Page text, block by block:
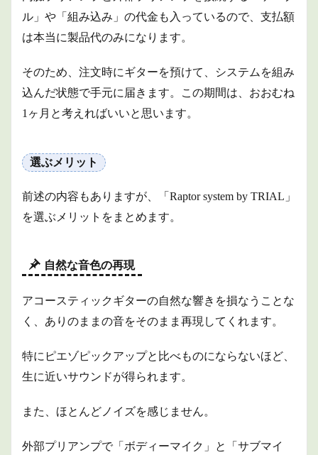
ル」や「組み込み」の代金も入っているので、支払額
は本当に製品代のみになります。
そのため、注文時にギターを預けて、システムを組み
込んだ状態で手元に届きます。この期間は、おおむね
1ヶ月と考えればいいと思います。
選ぶメリット
前述の内容もありますが、「Raptor system by TRIAL」
を選ぶメリットをまとめます。
自然な音色の再現
アコースティックギターの自然な響きを損なうことな
く、ありのままの音をそのまま再現してくれます。
特にピエゾピックアップと比べものにならないほど、
生に近いサウンドが得られます。
また、ほとんどノイズを感じません。
外部プリアンプで「ボディーマイク」と「サブマイ